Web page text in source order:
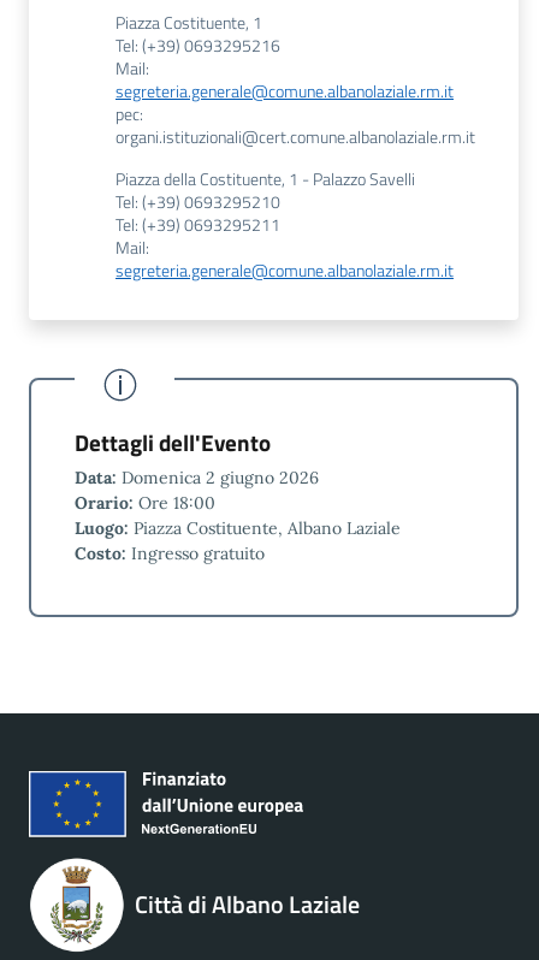
Piazza Costituente, 1
Tel: (+39) 0693295216
Mail:
segreteria.generale@comune.albanolaziale.rm.it
pec:
organi.istituzionali@cert.comune.albanolaziale.rm.it
Piazza della Costituente, 1 - Palazzo Savelli
Tel: (+39) 0693295210
Tel: (+39) 0693295211
Mail:
segreteria.generale@comune.albanolaziale.rm.it
Dettagli dell'Evento
Data: Domenica 2 giugno 2026
Orario: Ore 18:00
Luogo: Piazza Costituente, Albano Laziale
Costo: Ingresso gratuito
Città di Albano Laziale